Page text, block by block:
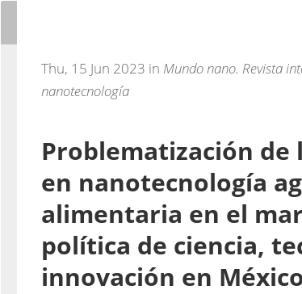
Thu, 15 Jun 2023 in Mundo nano. Revista
nanotecnología
Problematización de
en nanotecnología
alimentaria en el
política de ciencia,
innovación en